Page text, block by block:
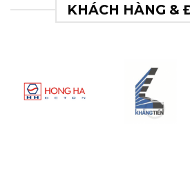
KHÁCH HÀNG &